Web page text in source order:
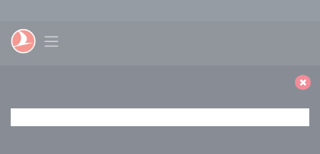
Toggle navigation